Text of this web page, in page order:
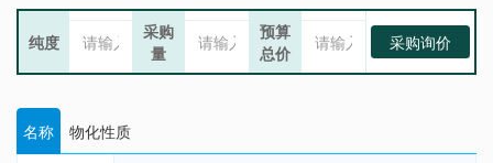
纯度
采购
量
预算
总价
采购询价
名称 物化性质